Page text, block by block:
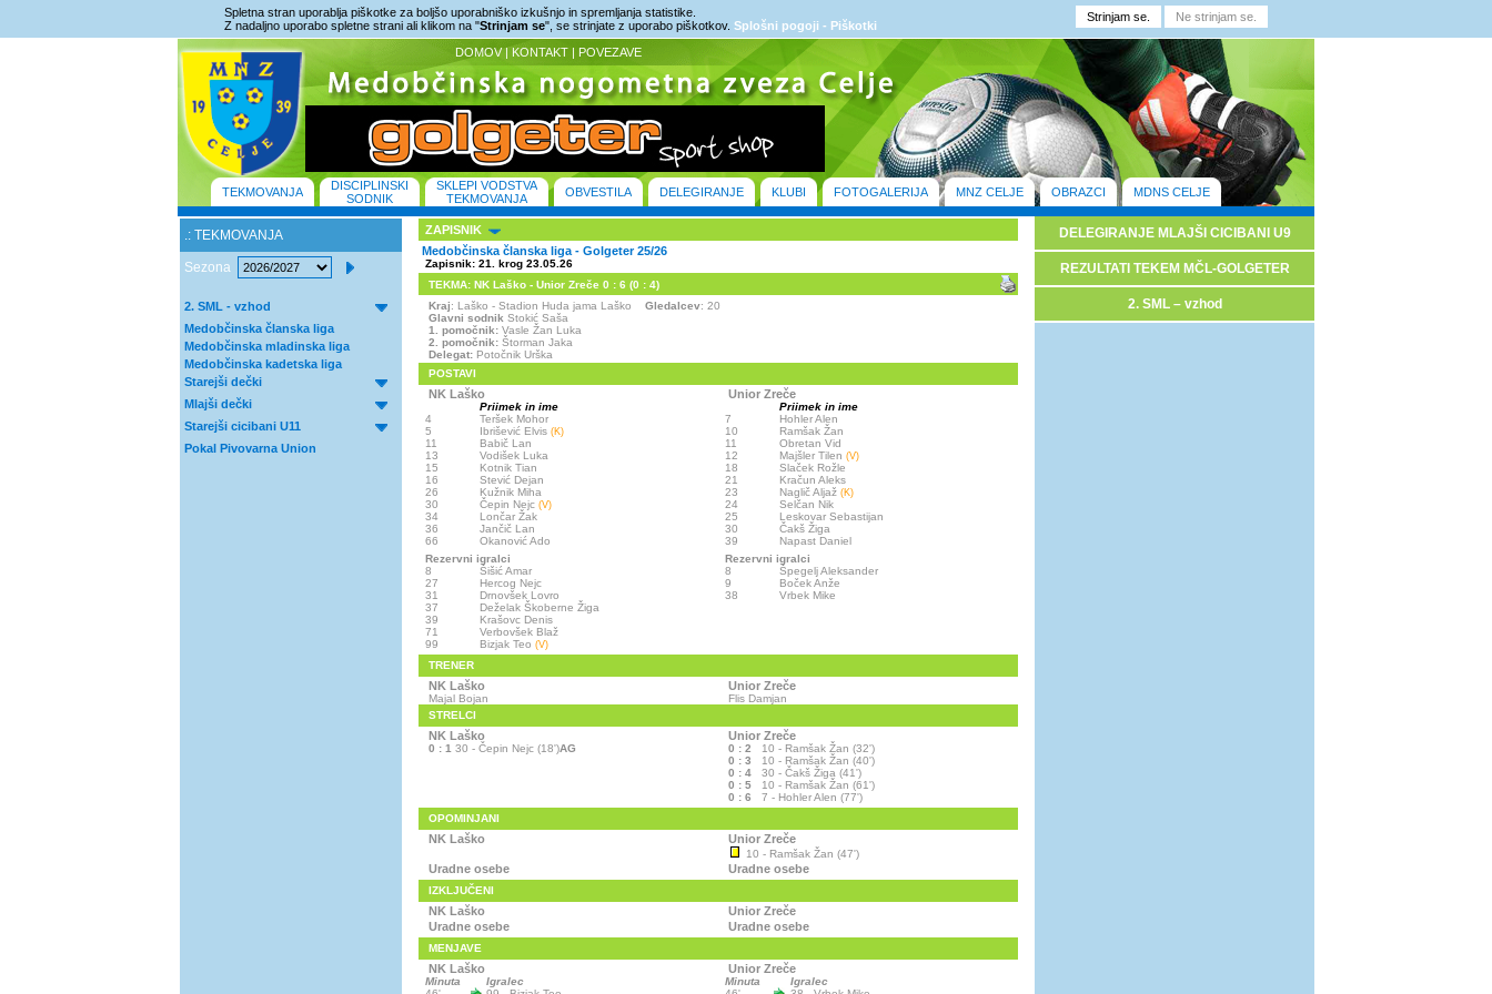
Spletna stran uporablja piškotke za boljšo uporabniško izkušnjo in spremljanja statistike.
Z nadaljno uporabo spletne strani ali klikom na "Strinjam se", se strinjate z uporabo piškotkov. Splošni pogoji - Piškotki
DOMOV | KONTAKT | POVEZAVE
TEKMOVANJA
DISCIPLINSKI
SODNIK
SKLEPI VODSTVA
TEKMOVANJA
OBVESTILA DELEGIRANJE KLUBI FOTOGALERIJA MNZ CELJE OBRAZCI MDNS CELJE
.: TEKMOVANJA
Sezona
2. SML - vzhod
Medobčinska članska liga
Medobčinska mladinska liga
Medobčinska kadetska liga
Starejši dečki
Mlajši dečki
Starejši cicibani U11
Pokal Pivovarna Union
ZAPISNIK
Medobčinska članska liga - Golgeter 25/26
Zapisnik: 21. krog 23.05.26
TEKMA: NK Laško - Unior Zreče 0 : 6 (0 : 4)
Kraj: Laško - Stadion Huda jama Laško Gledalcev: 20
Glavni sodnik Stokić Saša
1. pomočnik: Vasle Žan Luka
2. pomočnik: Štorman Jaka
Delegat: Potočnik Urška
POSTAVI
NK Laško
Priimek in ime
4
Teršek Mohor
5
Ibrišević Elvis (K)
11
Babič Lan
13
Vodišek Luka
15
Kotnik Tian
16
Stević Dejan
26
Kužnik Miha
30
Čepin Nejc (V)
34
Lončar Žak
36
Jančič Lan
66
Okanović Ado
Unior Zreče
Priimek in ime
7
Hohler Alen
10
Ramšak Žan
11
Obretan Vid
12
Majšler Tilen (V)
18
Slaček Rožle
21
Kračun Aleks
23
Naglič Aljaž (K)
24
Selčan Nik
25
Leskovar Sebastijan
30
Čakš Žiga
39
Napast Daniel
Rezervni igralci
8
Šišić Amar
27
Hercog Nejc
31
Drnovšek Lovro
37
Deželak Škoberne Žiga
39
Krašovc Denis
71
Verbovšek Blaž
99
Bizjak Teo (V)
Rezervni igralci
8
Špegelj Aleksander
9
Boček Anže
38
Vrbek Mike
TRENER
NK Laško
Majal Bojan
Unior Zreče
Flis Damjan
STRELCI
NK Laško
0 : 1 30 - Čepin Nejc (18')AG
Unior Zreče
0 : 2
10 - Ramšak Žan (32')
0 : 3
10 - Ramšak Žan (40')
0 : 4
30 - Čakš Žiga (41')
0 : 5
10 - Ramšak Žan (61')
0 : 6
7 - Hohler Alen (77')
OPOMINJANI
NK Laško Unior Zreče
10 - Ramšak Žan (47')
Uradne osebe Uradne osebe
IZKLJUČENI
NK Laško
Unior Zreče
Uradne osebe
Uradne osebe
MENJAVE
NK Laško
Minuta
Igralec
Unior Zreče
Minuta
Igralec
DELEGIRANJE MLAJŠI CICIBANI U9
REZULTATI TEKEM MČL-GOLGETER
2. SML – vzhod